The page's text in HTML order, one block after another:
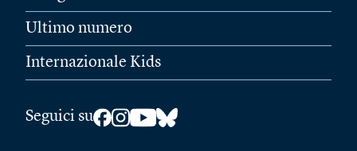
Ultimo numero
Internazionale Kids
Seguici su